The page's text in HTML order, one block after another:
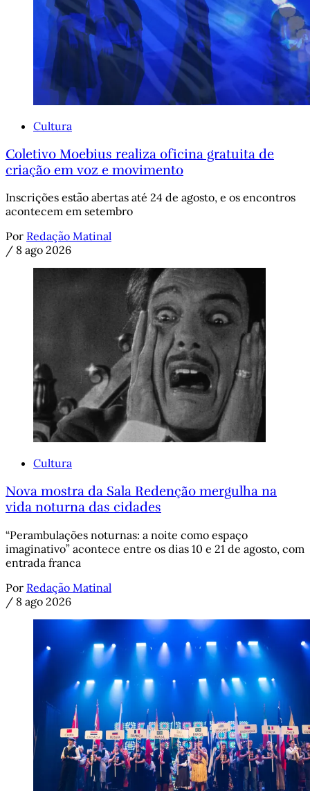
Cultura
Coletivo Moebius realiza oficina gratuita de
criação em voz e movimento
Inscrições estão abertas até 24 de agosto, e os encontros
acontecem em setembro
Por Redação Matinal
/ 8 ago 2026
Cultura
Nova mostra da Sala Redenção mergulha na
vida noturna das cidades
“Perambulações noturnas: a noite como espaço
imaginativo” acontece entre os dias 10 e 21 de agosto, com
entrada franca
Por Redação Matinal
/ 8 ago 2026